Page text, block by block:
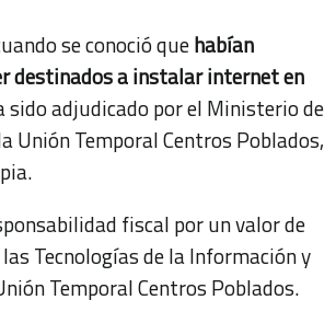
se conoció quehabían
destinados a instalar internet en
sido adjudicado por el Ministerio de
Unión Temporal Centros Poblados,
fiscal por un valor de
Tecnologías de la Información y
Temporal Centros Poblados.